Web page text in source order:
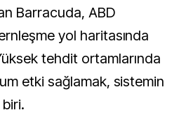
Barracuda, ABD
yol haritasında
tehdit ortamlarında
etki sağlamak, sistemin